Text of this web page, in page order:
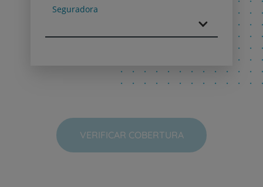
Seguradora
VERIFICAR COBERTURA